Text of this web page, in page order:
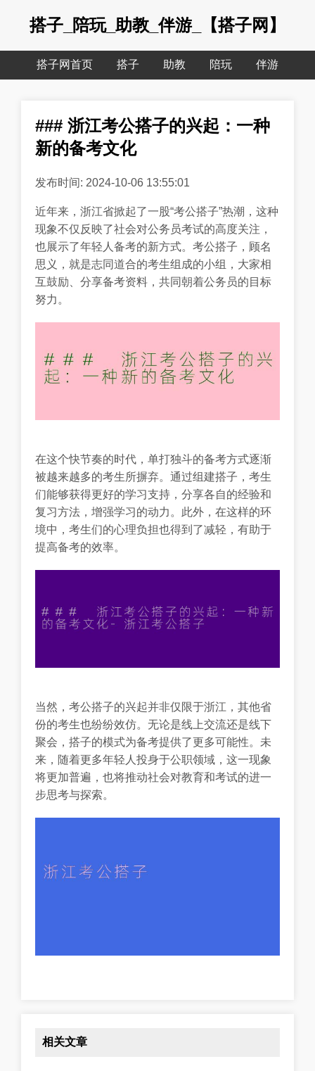
搭子_陪玩_助教_伴游_【搭子网】
搭子网首页 搭子 助教 陪玩 伴游
### 浙江考公搭子的兴起：一种
新的备考文化
发布时间: 2024-10-06 13:55:01
近年来，浙江省掀起了一股“考公搭子”热潮，这种
现象不仅反映了社会对公务员考试的高度关注，
也展示了年轻人备考的新方式。考公搭子，顾名
思义，就是志同道合的考生组成的小组，大家相
互鼓励、分享备考资料，共同朝着公务员的目标
努力。
在这个快节奏的时代，单打独斗的备考方式逐渐
被越来越多的考生所摒弃。通过组建搭子，考生
们能够获得更好的学习支持，分享各自的经验和
复习方法，增强学习的动力。此外，在这样的环
境中，考生们的心理负担也得到了减轻，有助于
提高备考的效率。
当然，考公搭子的兴起并非仅限于浙江，其他省
份的考生也纷纷效仿。无论是线上交流还是线下
聚会，搭子的模式为备考提供了更多可能性。未
来，随着更多年轻人投身于公职领域，这一现象
将更加普遍，也将推动社会对教育和考试的进一
步思考与探索。
相关文章